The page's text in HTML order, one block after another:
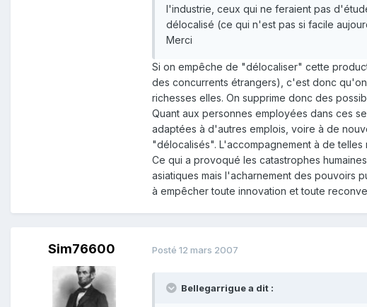
l'industrie, ceux qui ne feraient pas
délocalisé (ce qui n'est pas si facile
Merci
Si on empêche de "délocaliser" cette
des concurrents étrangers), c'est donc
richesses elles. On supprime donc des
Quant aux personnes employées dans ces
adaptées à d'autres emplois, voire à de
"délocalisés". L'accompagnement à de
Ce qui a provoqué les catastrophes
asiatiques mais l'acharnement des pouvoirs
à empêcher toute innovation et toute
Sim76600 Posté 12 mars 2007
Bellegarrigue a dit :